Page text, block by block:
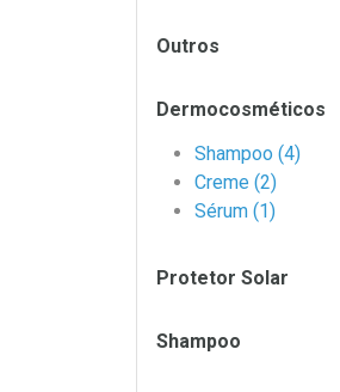
Filtros
Outros
Dermocosméticos
Shampoo (4)
Creme (2)
Sérum (1)
Protetor Solar
Shampoo